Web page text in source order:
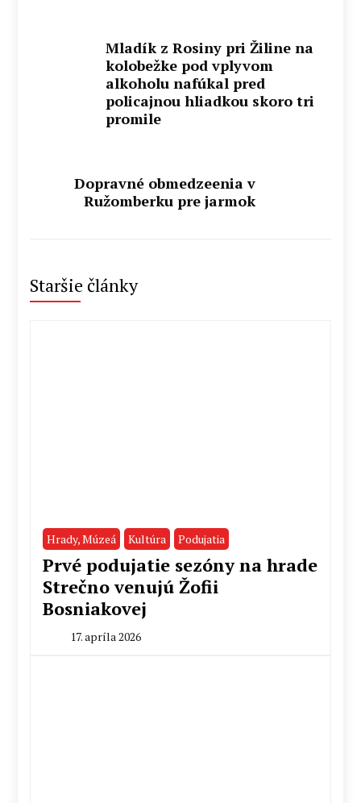
Mladík z Rosiny pri Žiline na
kolobežke pod vplyvom
alkoholu nafúkal pred
policajnou hliadkou skoro tri
promile
Dopravné obmedzeenia v
Ružomberku pre jarmok
Staršie články
Hrady, Múzeá Kultúra Podujatia
Prvé podujatie sezóny na hrade
Strečno venujú Žofii
Bosniakovej
17. apríla 2026